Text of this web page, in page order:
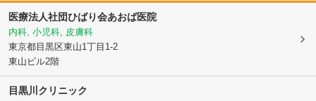
医療法人社団ひばり会あおば医院
内科, 小児科, 皮膚科
東京都目黒区東山1丁目1-2
東山ビル2階
目黒川クリニック